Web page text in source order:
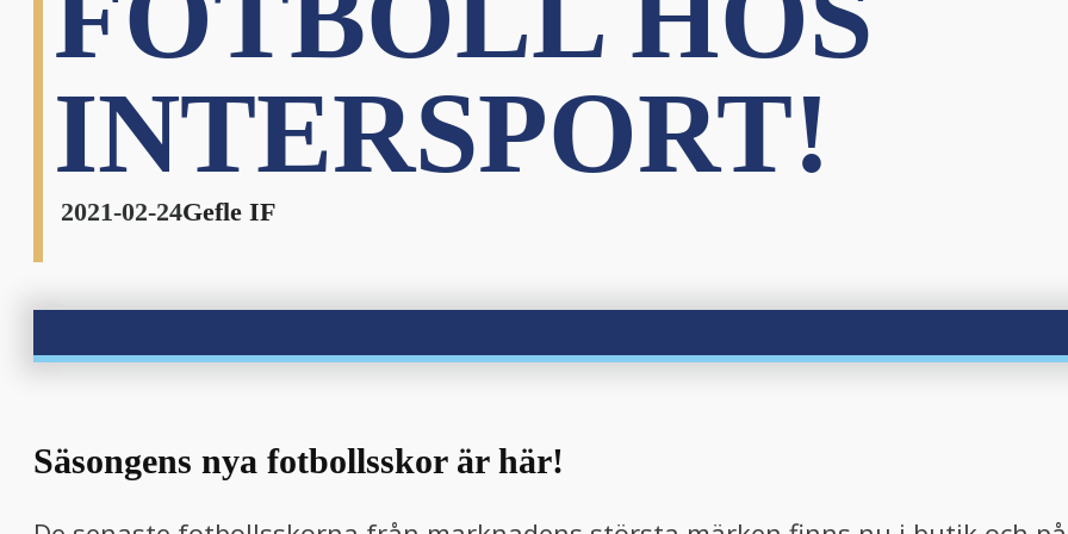
INTERSPORT!
2021-02-24Gefle IF
Säsongens nya fotbollsskor är här!